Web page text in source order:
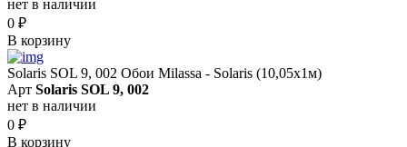
нет в наличии
0 ₽
В корзину
Solaris SOL 9, 002 Обои Milassa - Solaris (10,05х1м)
Арт Solaris SOL 9, 002
нет в наличии
0 ₽
В корзину